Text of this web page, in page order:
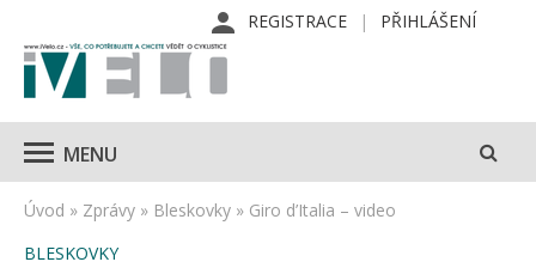
REGISTRACE PŘIHLÁŠENÍ
MENU
Úvod » Zprávy » Bleskovky » Giro d’Italia – video
BLESKOVKY